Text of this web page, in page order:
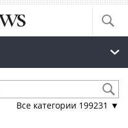
Все категории 199231 ▼